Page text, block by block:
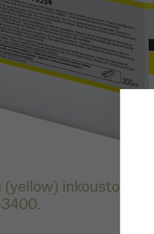
inkoustová